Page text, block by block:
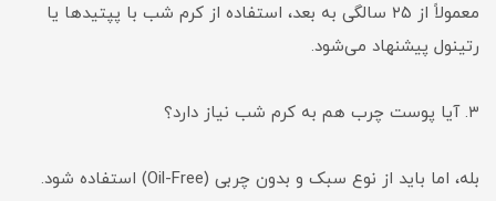
معمولاً از ۲۵ سالگی به بعد، استفاده از کرم شب با پپتیدها یا
رتینول پیشنهاد می‌شود.
۳. آیا پوست چرب هم به کرم شب نیاز دارد؟
بله، اما باید از نوع سبک و بدون چربی (Oil-Free) استفاده شود.